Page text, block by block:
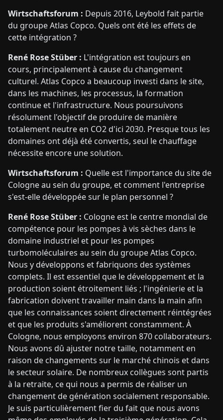
Wirtschaftsforum : Depuis 2016, Leybold fait partie
du groupe Atlas Copco. Quels ont été les effets de
cette intégration ?
René Rose Stüber : L'intégration est toujours en
cours, principalement à cause du changement
culturel. Atlas Copco a beaucoup investi dans le site,
dans les machines, les processus, la formation
continue et l'infrastructure. Nous poursuivons
résolument l'objectif de produire de manière
totalement neutre en CO2 d'ici 2030. Presque tous les
domaines ont déjà été convertis, seul le chauffage
nécessite encore une solution.
Wirtschaftsforum : Quelle est l'importance du site de
Cologne au sein du groupe, et comment l'entreprise
s'est-elle développée sur le plan personnel ?
René Rose Stüber : Cologne est le centre mondial de
compétence pour les pompes à vis sèches dans le
domaine industriel et pour les pompes
turbomoléculaires au sein du groupe Atlas Copco.
Nous y développons et fabriquons des systèmes
complets. Il est essentiel que le développement et la
production soient étroitement liés ; l'ingénierie et la
fabrication doivent travailler main dans la main afin
que les connaissances soient directement réintégrées
et que les produits s'améliorent constamment. À
Cologne, nous employons environ 870 collaborateurs.
Nous avons dû ajuster notre taille, notamment en
raison de changements sur le marché chinois et dans
le secteur solaire. De nombreux collègues sont partis
à la retraite, ce qui nous a permis de réaliser un
changement de génération socialement responsable.
Je suis particulièrement fier du fait que nous avons